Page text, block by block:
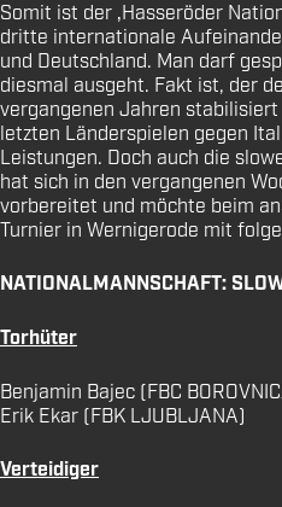
Somit ist der ‚Hasseröder
dritte internationale
und Deutschland. Man darf
diesmal ausgeht. Fakt ist, der
vergangenen Jahren
letzten Länderspielen gegen
Leistungen. Doch auch die
hat sich in den vergangenen
vorbereitet und möchte beim
Turnier in Wernigerode mit
NATIONALMANNSCHAFT:
Torhüter
Benjamin Bajec (FBC
Erik Ekar (FBK LJUBLJANA)
Verteidiger